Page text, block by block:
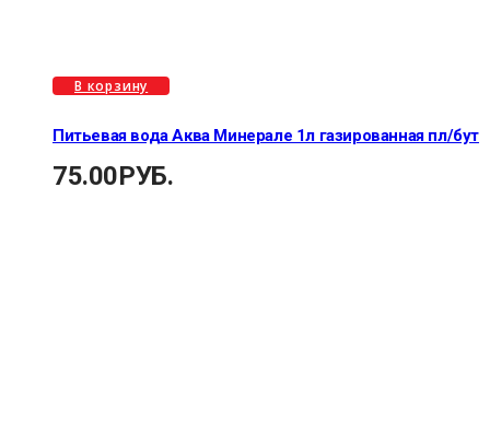
В корзину
Питьевая вода Аква Минерале 1л газированная пл/бут
75.00РУБ.